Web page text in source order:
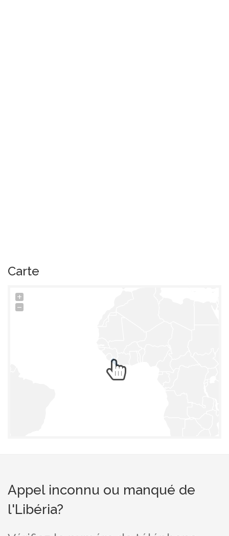
Carte
+
−
Appel inconnu ou manqué de
l'Libéria?